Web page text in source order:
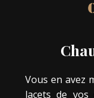
Vous en avez
lacets de vos